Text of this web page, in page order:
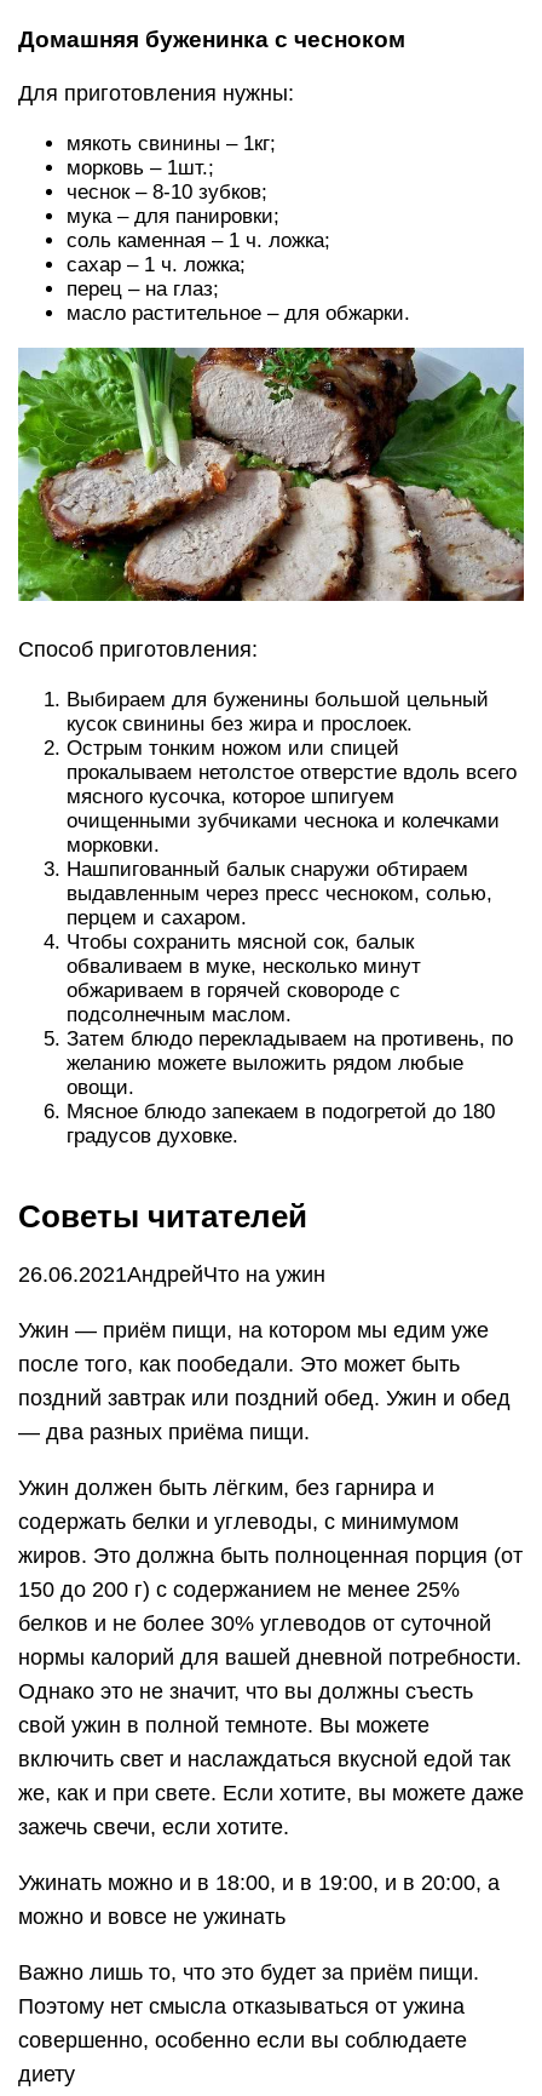
Домашняя буженинка с чесноком
Для приготовления нужны:
мякоть свинины – 1кг;
морковь – 1шт.;
чеснок – 8-10 зубков;
мука – для панировки;
соль каменная – 1 ч. ложка;
сахар – 1 ч. ложка;
перец – на глаз;
масло растительное – для обжарки.
Способ приготовления:
Выбираем для буженины большой цельный
кусок свинины без жира и прослоек.
Острым тонким ножом или спицей
прокалываем нетолстое отверстие вдоль всего
мясного кусочка, которое шпигуем
очищенными зубчиками чеснока и колечками
морковки.
Нашпигованный балык снаружи обтираем
выдавленным через пресс чесноком, солью,
перцем и сахаром.
Чтобы сохранить мясной сок, балык
обваливаем в муке, несколько минут
обжариваем в горячей сковороде с
подсолнечным маслом.
Затем блюдо перекладываем на противень, по
желанию можете выложить рядом любые
овощи.
Мясное блюдо запекаем в подогретой до 180
градусов духовке.
Советы читателей
26.06.2021АндрейЧто на ужин
Ужин — приём пищи, на котором мы едим уже
после того, как пообедали. Это может быть
поздний завтрак или поздний обед. Ужин и обед
— два разных приёма пищи.
Ужин должен быть лёгким, без гарнира и
содержать белки и углеводы, с минимумом
жиров. Это должна быть полноценная порция (от
150 до 200 г) с содержанием не менее 25%
белков и не более 30% углеводов от суточной
нормы калорий для вашей дневной потребности.
Однако это не значит, что вы должны съесть
свой ужин в полной темноте. Вы можете
включить свет и наслаждаться вкусной едой так
же, как и при свете. Если хотите, вы можете даже
зажечь свечи, если хотите.
Ужинать можно и в 18:00, и в 19:00, и в 20:00, а
можно и вовсе не ужинать
Важно лишь то, что это будет за приём пищи.
Поэтому нет смысла отказываться от ужина
совершенно, особенно если вы соблюдаете
диету